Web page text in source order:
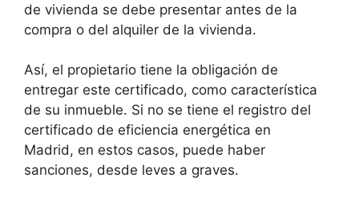
de vivienda se debe presentar antes de la
compra o del alquiler de la vivienda.
Así, el propietario tiene la obligación de
entregar este certificado, como característica
de su inmueble. Si no se tiene el registro del
certificado de eficiencia energética en
Madrid, en estos casos, puede haber
sanciones, desde leves a graves.